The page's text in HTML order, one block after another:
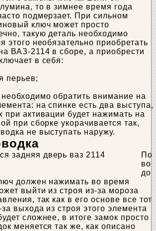
то в зимнее время года
подмерзает. При сильном
ключ может просто
такую ​​деталь необходимо
этого необязательно приобретать
ВАЗ-2114 в сборе, а приобрести
в себя:
перьев;
обратить внимание на
на спинке есть два выступа,
при активации будет нажимать на
при сборке укорачивается так,
не выступать наружу.
По
во
до
должен нажимать во время
выйти из строя из-за мороза
так как в его основе все тот
выхода из строя этого элемента
сложнее, в итоге замок просто
меняется так же, как описано